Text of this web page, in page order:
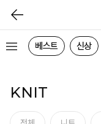
베스트 신상
KNIT